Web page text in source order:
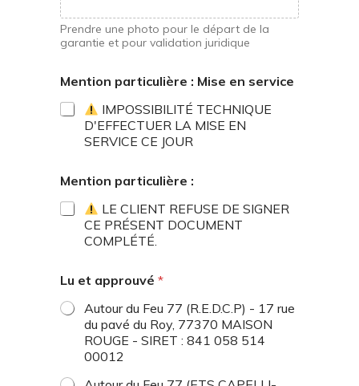
Prendre une photo pour le départ de la
garantie et pour validation juridique
Mention particulière : Mise en service
IMPOSSIBILITÉ TECHNIQUE
D'EFFECTUER LA MISE EN
SERVICE CE JOUR
Mention particulière :
LE CLIENT REFUSE DE SIGNER
CE PRÉSENT DOCUMENT
COMPLÉTÉ.
Lu et approuvé *
Autour du Feu 77 (R.E.D.C.P) - 17 rue
du pavé du Roy, 77370 MAISON
ROUGE - SIRET : 841 058 514
00012